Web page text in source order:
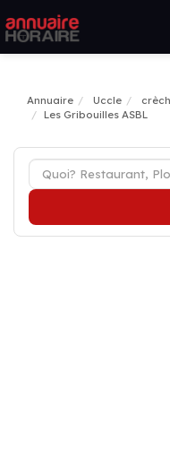
Annuaire Uccle
Les Gribouilles ASBL